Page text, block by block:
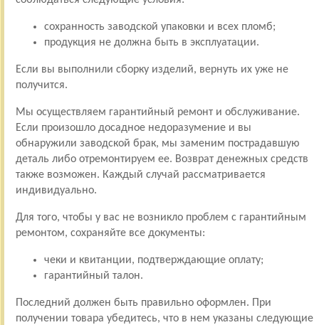
сохранность заводской упаковки и всех пломб;
продукция не должна быть в эксплуатации.
Если вы выполнили сборку изделий, вернуть их уже не
получится.
Мы осуществляем гарантийный ремонт и обслуживание.
Если произошло досадное недоразумение и вы
обнаружили заводской брак, мы заменим пострадавшую
деталь либо отремонтируем ее. Возврат денежных средств
также возможен. Каждый случай рассматривается
индивидуально.
Для того, чтобы у вас не возникло проблем с гарантийным
ремонтом, сохраняйте все документы:
чеки и квитанции, подтверждающие оплату;
гарантийный талон.
Последний должен быть правильно оформлен. При
получении товара убедитесь, что в нем указаны следующие